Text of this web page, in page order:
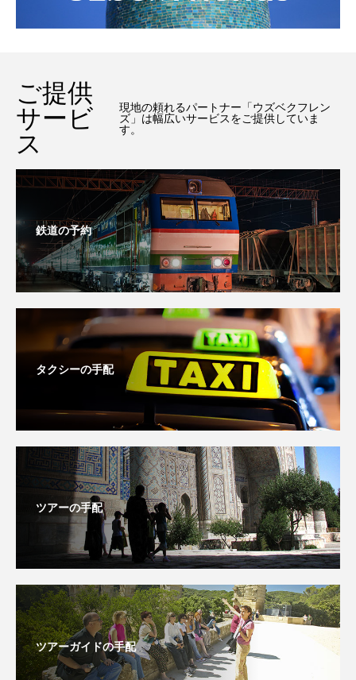
ご提供
サービ
ス
現地の頼れるパートナー「ウズベクフレン
ズ」は幅広いサービスをご提供していま
す。
鉄道の予約
タクシーの手配
ツアーの手配
ツアーガイドの手配